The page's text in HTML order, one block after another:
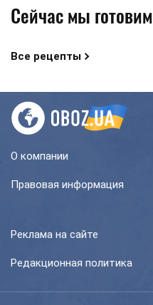
Сейчас мы готовим
Все рецепты
О компании
Правовая информация
Реклама на сайте
Редакционная политика